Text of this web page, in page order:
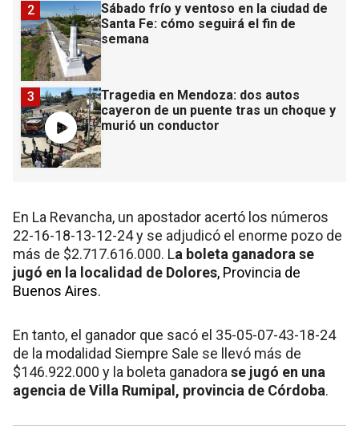
Sábado frío y ventoso en la ciudad de
Santa Fe: cómo seguirá el fin de
semana
2
Tragedia en Mendoza: dos autos
cayeron de un puente tras un choque y
murió un conductor
3
En La Revancha, un apostador acertó los números
22-16-18-13-12-24 y se adjudicó el enorme pozo de
más de $2.717.616.000. La boleta ganadora se
jugó en la localidad de Dolores, Provincia de
Buenos Aires.
En tanto, el ganador que sacó el 35-05-07-43-18-24
de la modalidad Siempre Sale se llevó más de
$146.922.000 y la boleta ganadora se jugó en una
agencia de Villa Rumipal, provincia de Córdoba.